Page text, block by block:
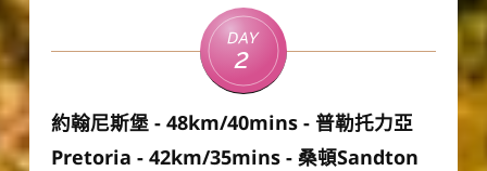
Day
2
約翰尼斯堡 - 48km/40mins - 普勒托力亞
Pretoria - 42km/35mins - 桑頓Sandton